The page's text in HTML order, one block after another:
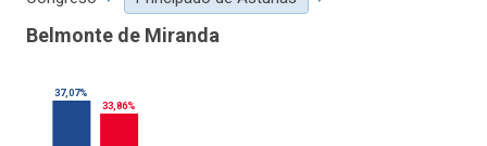
Belmonte de Miranda
37,07%
33,86%